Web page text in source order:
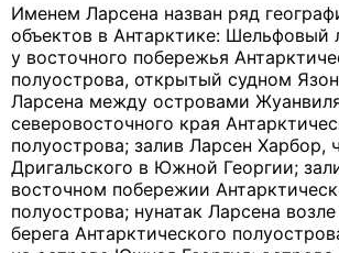
Именем Ларсена назван ряд
объектов в Антарктике: Шельфовый
у восточного побережья
полуострова, открытый судном
Ларсена между островами
северовосточного края
полуострова; залив Ларсен Харбор,
Дригальского в Южной Георгии;
восточном побережии
полуострова; нунатак Ларсена
берега Антарктического